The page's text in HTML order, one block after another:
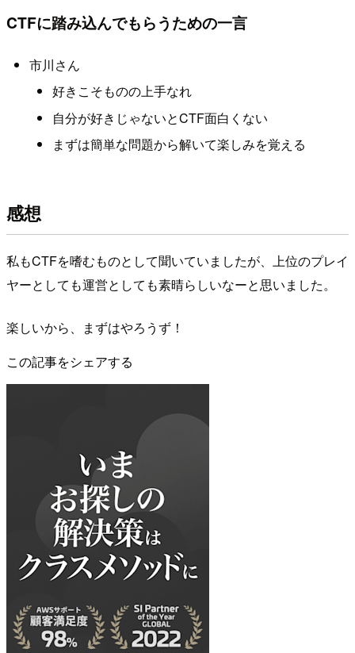
CTFに踏み込んでもらうための一言
市川さん
好きこそものの上手なれ
自分が好きじゃないとCTF面白くない
まずは簡単な問題から解いて楽しみを覚える
感想
私もCTFを嗜むものとして聞いていましたが、上位のプレイ
ヤーとしても運営としても素晴らしいなーと思いました。
楽しいから、まずはやろうず！
この記事をシェアする